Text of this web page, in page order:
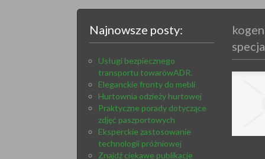
Najnowsze posty:
Usługi bezpiecznego
transportu towarówADR.
Eleganckie fronty do mebli
Hurtownia odzieży hurtowej
Praktyczne porady dotyczące
zdjęć paszportowych
Eksperckie zastosowanie
technologii próżniowej
Znajdź ciekawe publikacje